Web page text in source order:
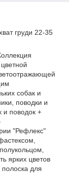
груди 22-35
собак и
поводки и
и поводок +
"Рефлекс"
ярких цветов
для